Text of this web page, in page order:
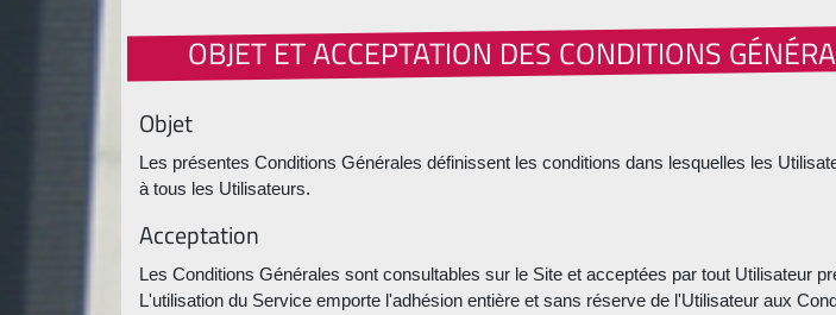
OBJET ET ACCEPTATION DES CONDITIONS
Objet
Les présentes Conditions Générales définissent les conditions dans lesquelles les
à tous les Utilisateurs.
Acceptation
Les Conditions Générales sont consultables sur le Site et acceptées par tout Utilisateur
L'utilisation du Service emporte l'adhésion entière et sans réserve de l'Utilisateur aux